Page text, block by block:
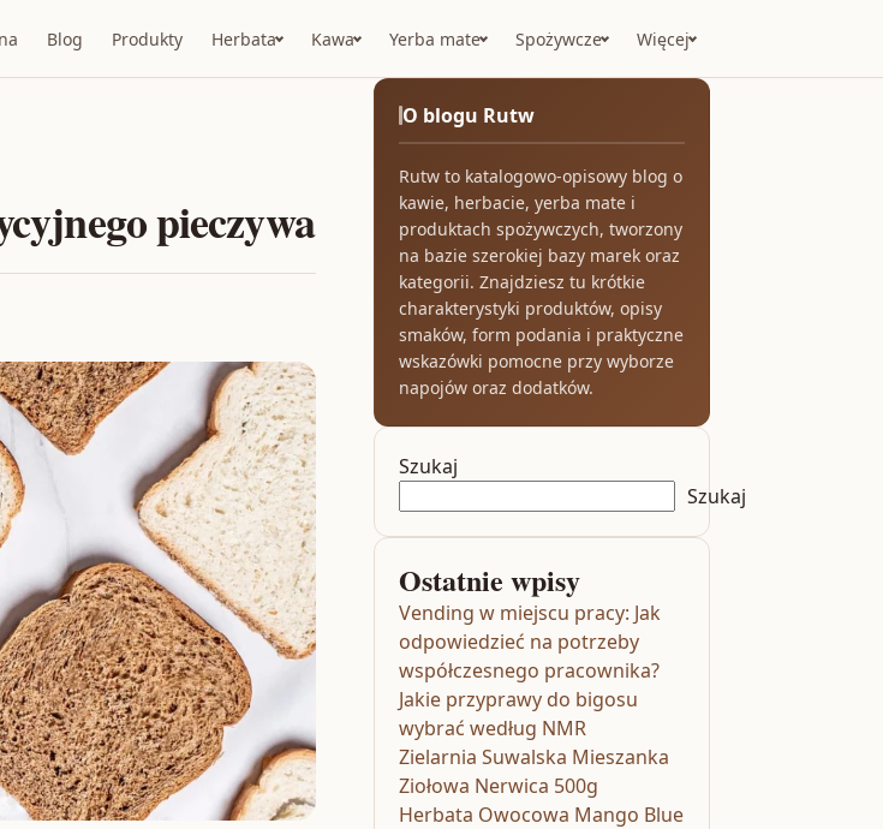
Blog Produkty Herbata Kawa Yerba mate Spożywcze Więcej
pieczywa
O blogu Rutw
Rutw to katalogowo-opisowy blog o
kawie, herbacie, yerba mate i
produktach spożywczych, tworzony
na bazie szerokiej bazy marek oraz
kategorii. Znajdziesz tu krótkie
charakterystyki produktów, opisy
smaków, form podania i praktyczne
wskazówki pomocne przy wyborze
napojów oraz dodatków.
Szukaj
Szukaj
Ostatnie wpisy
Vending w miejscu pracy: Jak
odpowiedzieć na potrzeby
współczesnego pracownika?
Jakie przyprawy do bigosu
wybrać według NMR
Zielarnia Suwalska Mieszanka
Ziołowa Nerwica 500g
Herbata Owocowa Mango Blue